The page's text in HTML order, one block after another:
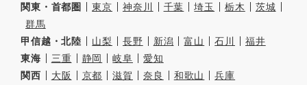
関東・首都圏
東京 神奈川 千葉 埼玉 栃木
茨城
群馬
甲信越・北陸
山梨 長野 新潟 富山 石川
福井
東海
三重 静岡 岐阜
愛知
関西
大阪 京都 滋賀 奈良 和歌山
兵庫